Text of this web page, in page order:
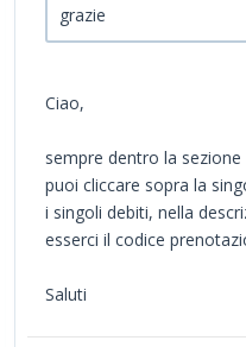
grazie
Ciao,
sempre dentro la
puoi cliccare sopra la
i singoli debiti, nella
esserci il codice
Saluti